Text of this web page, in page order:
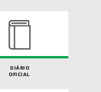
DIÁRIO
OFICIAL